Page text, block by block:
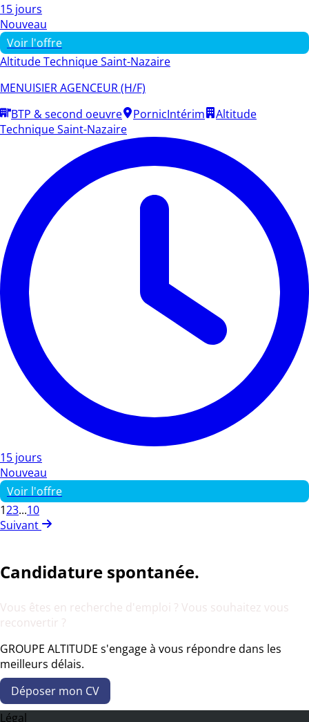
15 jours
Nouveau
Voir l'offre
Altitude Technique Saint-Nazaire
MENUISIER AGENCEUR (H/F)
BTP & second oeuvre
PornicIntérim
Altitude
Technique Saint-Nazaire
15 jours
Nouveau
Voir l'offre
123...10
Suivant
Candidature spontanée.
Vous êtes en recherche d'emploi ? Vous souhaitez vous
reconvertir ?
GROUPE ALTITUDE s'engage à vous répondre dans les
meilleurs délais.
Déposer mon CV
Légal